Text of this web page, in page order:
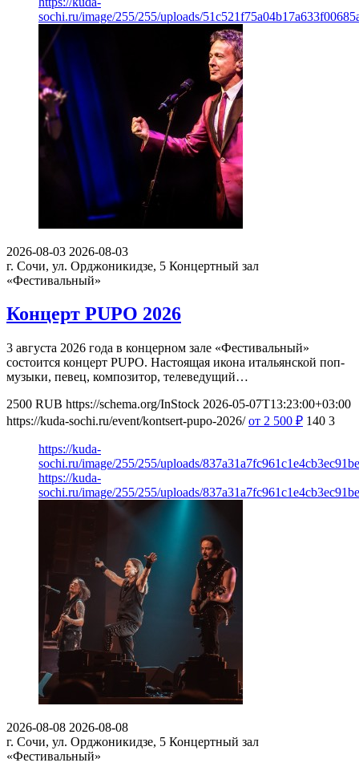
sochi.ru/image/255/255/uploads/
2026-08-03 2026-08-03
г. Сочи, ул. Орджоникидзе, 5 Концертный зал
«Фестивальный»
Концерт PUPO 2026
3 августа 2026 года в концерном зале «Фестивальный»
состоится концерт PUPO. Настоящая икона итальянской поп-
музыки, певец, композитор, телеведущий…
2500 RUB https://schema.org/InStock 2026-05-07T13:23:00+03:00
https://kuda-sochi.ru/event/kontsert-pupo-2026/ от 2 500 ₽ 140 3
https://kuda-
sochi.ru/image/255/255/uploads/
https://kuda-
sochi.ru/image/255/255/uploads/
2026-08-08 2026-08-08
г. Сочи, ул. Орджоникидзе, 5 Концертный зал
«Фестивальный»